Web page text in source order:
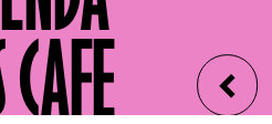
‹
| SALLE DE